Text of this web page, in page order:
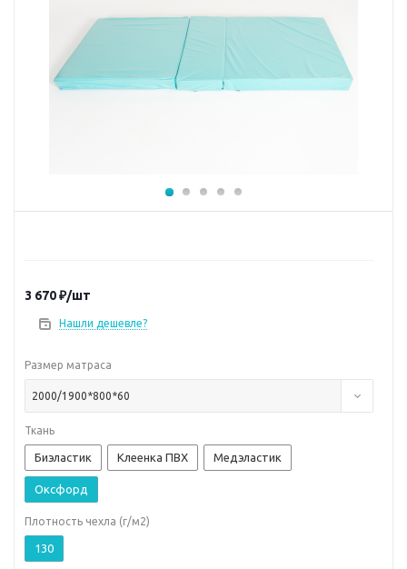
3 670₽/шт
Нашли дешевле?
Размер матраса
2000/1900*800*60
Ткань
Биэластик Клеенка ПВХ Медэластик
Оксфорд
Плотность чехла (г/м2)
130